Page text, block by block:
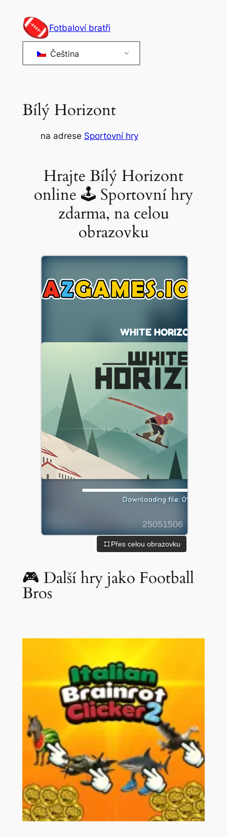
obsah
Fotbaloví bratři
Čeština
Bílý Horizont
na adrese Sportovní hry
Hrajte Bílý Horizont
online 🕹 Sportovní hry
zdarma, na celou
obrazovku
Přes celou obrazovku
🎮 Další hry jako Football
Bros